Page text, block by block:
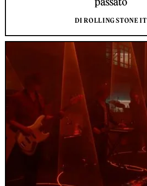
DI ROLLING STONE IT